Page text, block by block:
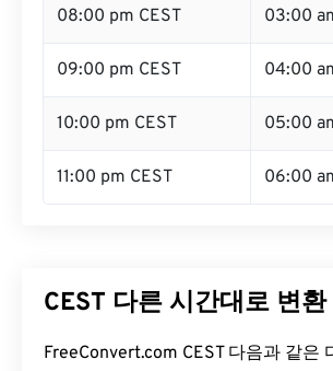
08:00 pm CEST 03:00
09:00 pm CEST 04:00
10:00 pm CEST 05:00
11:00 pm CEST 06:00
CEST 다른 시간대로 변환
FreeConvert.com CEST 다음과 같은